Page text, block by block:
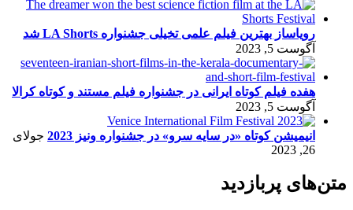
رویاساز بهترین فیلم علمی تخیلی جشنواره LA Shorts شد
آگوست 5, 2023
هفده فیلم کوتاه ایرانی در جشنواره فیلم مستند و کوتاه کرالا
آگوست 5, 2023
انیمیشن کوتاه «در سایه سرو» در جشنواره ونیز 2023
جولای
26, 2023
متن‌های پربازدید